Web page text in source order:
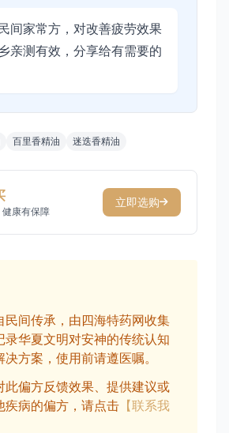
间家常方，对改善疲劳效果
亲测有效，分享给有需要的
百里香精油 迷迭香精油
康有保障
立即选购
民间传承，由四海特药网收集
录华夏文明对安神的传统认知
方案，使用前请遵医嘱。
此偏方反馈效果、提供建议或
疾病的偏方，请点击 【联系我